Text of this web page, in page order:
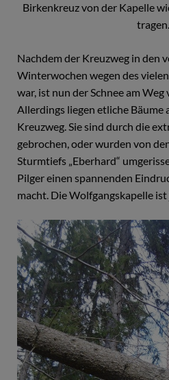
Birkenkreuz von der Kapelle
tragen.
Nachdem der Kreuzweg in den
Winterwochen wegen des
war, ist nun der Schnee am
Allerdings liegen etliche Bäume
Kreuzweg. Sie sind durch die
gebrochen, oder wurden von
Sturmtiefs „Eberhard“
Pilger einen spannenden
macht. Die Wolfgangskapelle